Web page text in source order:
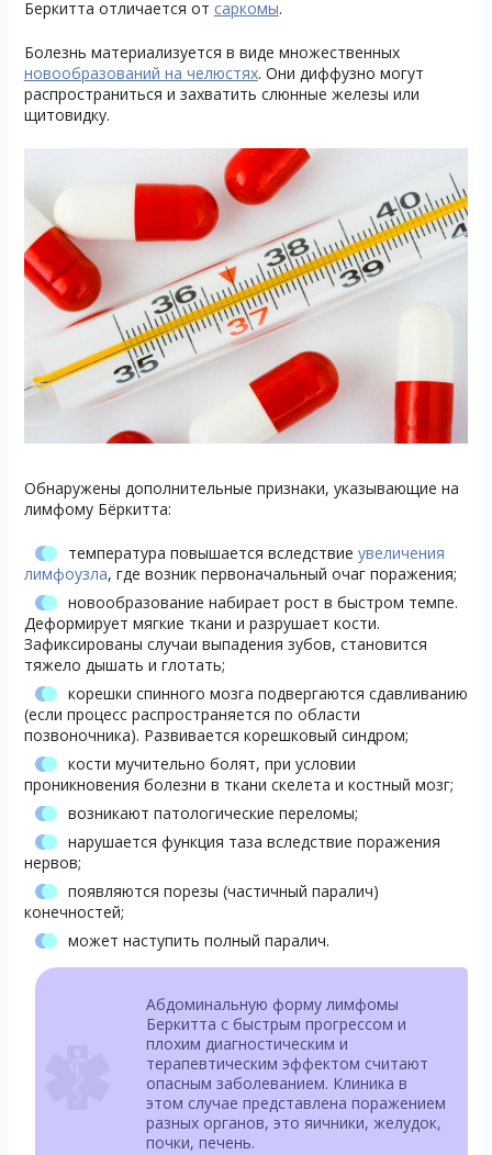
Беркитта отличается от саркомы.
Болезнь материализуется в виде множественных
новообразований на челюстях. Они диффузно могут
распространиться и захватить слюнные железы или
щитовидку.
Обнаружены дополнительные признаки, указывающие на
лимфому Бёркитта:
температура повышается вследствие увеличения
лимфоузла, где возник первоначальный очаг поражения;
новообразование набирает рост в быстром темпе.
Деформирует мягкие ткани и разрушает кости.
Зафиксированы случаи выпадения зубов, становится
тяжело дышать и глотать;
корешки спинного мозга подвергаются сдавливанию
(если процесс распространяется по области
позвоночника). Развивается корешковый синдром;
кости мучительно болят, при условии
проникновения болезни в ткани скелета и костный мозг;
возникают патологические переломы;
нарушается функция таза вследствие поражения
нервов;
появляются порезы (частичный паралич)
конечностей;
может наступить полный паралич.
Абдоминальную форму лимфомы
Беркитта с быстрым прогрессом и
плохим диагностическим и
терапевтическим эффектом считают
опасным заболеванием. Клиника в
этом случае представлена поражением
разных органов, это яичники, желудок,
почки, печень.